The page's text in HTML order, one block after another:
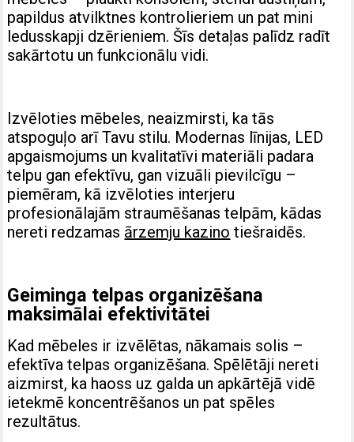
papildus atvilktnes kontrolieriem un pat mini
ledusskapji dzērieniem. Šīs detaļas palīdz radīt
sakārtotu un funkcionālu vidi.
Izvēloties mēbeles, neaizmirsti, ka tās
atspoguļo arī Tavu stilu. Modernas līnijas, LED
apgaismojums un kvalitatīvi materiāli padara
telpu gan efektīvu, gan vizuāli pievilcīgu –
piemēram, kā izvēloties interjeru
profesionālajām straumēšanas telpām, kādas
nereti redzamas ārzemju kazino tiešraidēs.
Geiminga telpas organizēšana
maksimālai efektivitātei
Kad mēbeles ir izvēlētas, nākamais solis –
efektīva telpas organizēšana. Spēlētāji nereti
aizmirst, ka haoss uz galda un apkārtējā vidē
ietekmē koncentrēšanos un pat spēles
rezultātus.